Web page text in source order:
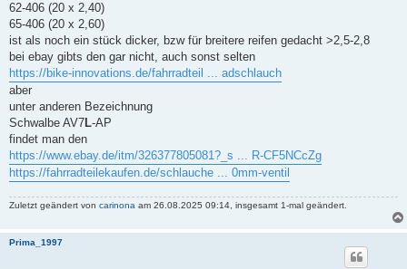
62-406 (20 x 2,40)
65-406 (20 x 2,60)
ist als noch ein stück dicker, bzw für breitere reifen gedacht >2,5-2,8
bei ebay gibts den gar nicht, auch sonst selten
https://bike-innovations.de/fahrradteil ... adschlauch
aber
unter anderen Bezeichnung
Schwalbe AV7L-AP
findet man den
https://www.ebay.de/itm/326377805081?_s ... R-CF5NCcZg
https://fahrradteilekaufen.de/schlauche ... 0mm-ventil
Zuletzt geändert von carinona am 26.08.2025 09:14, insgesamt 1-mal geändert.
Prima_1997